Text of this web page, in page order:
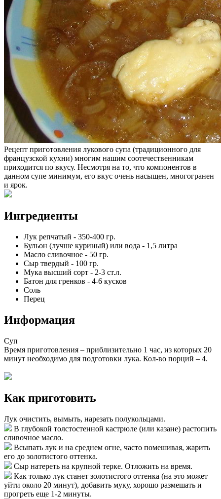
Рецепт приготовления лукового супа (традиционного для
французской кухни) многим нашим соотечественникам
приходится по вкусу. Несмотря на то, что компонентов в
данном супе минимум, его вкус очень насыщен, многогранен
и ярок.
Ингредиенты
Лук репчатый - 350-400 гр.
Бульон (лучше куриный) или вода - 1,5 литра
Масло сливочное - 50 гр.
Сыр твердый - 100 гр.
Мука высший сорт - 2-3 ст.л.
Батон для гренков - 4-6 кусков
Соль
Перец
Информация
Суп
Время приготовления – приблизительно 1 час, из которых 20
минут необходимо для подготовки лука. Кол-во порций – 4.
Как приготовить
Лук очистить, вымыть, нарезать полукольцами.
В глубокой толстостенной кастрюле (или казане) растопить
сливочное масло.
Всыпать лук и на среднем огне, часто помешивая, жарить
его до золотистого оттенка.
Сыр натереть на крупной терке. Отложить на время.
Как только лук станет золотистого оттенка (на это может
уйти около 20 минут), добавить муку, хорошо размешать и
прогреть еще 1-2 минуты.